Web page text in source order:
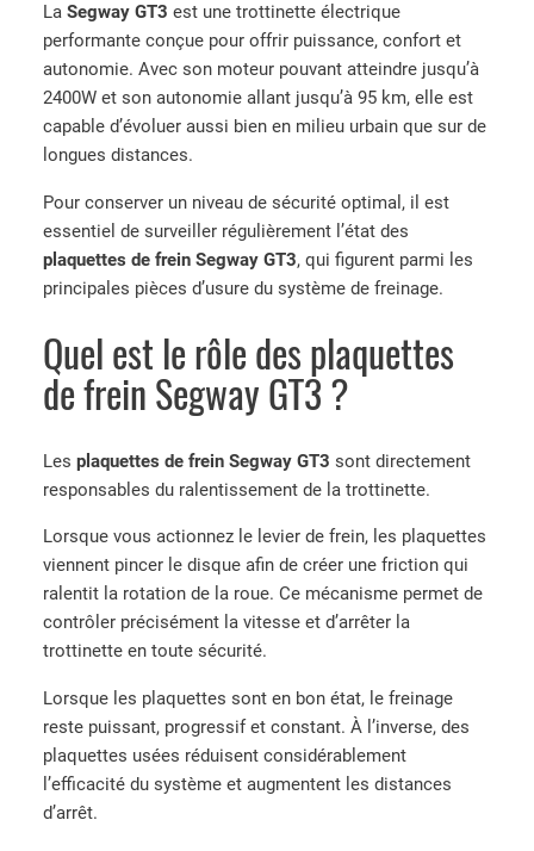
La Segway GT3 est une trottinette électrique
performante conçue pour offrir puissance, confort et
autonomie. Avec son moteur pouvant atteindre jusqu’à
2400W et son autonomie allant jusqu’à 95 km, elle est
capable d’évoluer aussi bien en milieu urbain que sur de
longues distances.
Pour conserver un niveau de sécurité optimal, il est
essentiel de surveiller régulièrement l’état des
plaquettes de frein Segway GT3, qui figurent parmi les
principales pièces d’usure du système de freinage.
Quel est le rôle des plaquettes
de frein Segway GT3 ?
Les plaquettes de frein Segway GT3 sont directement
responsables du ralentissement de la trottinette.
Lorsque vous actionnez le levier de frein, les plaquettes
viennent pincer le disque afin de créer une friction qui
ralentit la rotation de la roue. Ce mécanisme permet de
contrôler précisément la vitesse et d’arrêter la
trottinette en toute sécurité.
Lorsque les plaquettes sont en bon état, le freinage
reste puissant, progressif et constant. À l’inverse, des
plaquettes usées réduisent considérablement
l’efficacité du système et augmentent les distances
d’arrêt.